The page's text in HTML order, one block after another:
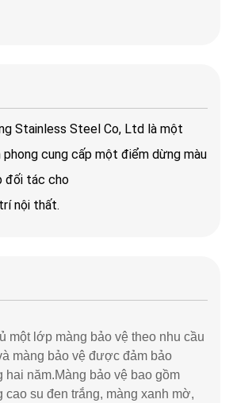
Stainless Steel Co, Ltd là một
phong cung cấp một điểm dừng màu
đối tác cho
nội thất.
một lớp màng bảo vệ theo nhu cầu
màng bảo vệ được đảm bảo
hai năm.Màng bảo vệ bao gồm
cao su đen trắng, màng xanh mờ,